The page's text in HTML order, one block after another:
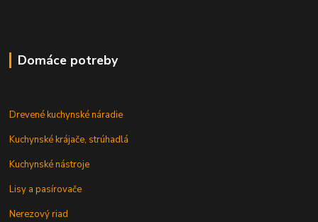
Domáce potreby
Drevené kuchynské náradie
Kuchynské krájače, strúhadlá
Kuchynské nástroje
Lisy a pasírovače
Nerezový riad